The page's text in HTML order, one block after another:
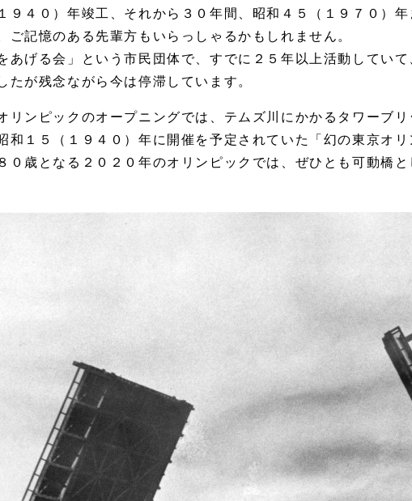
９４０）年竣工、それから３０年間、昭和４５（１９７０）
ご記憶のある先輩方もいらっしゃるかもしれません。
あげる会」という市民団体で、すでに２５年以上活動してい
が残念ながら今は停滞しています。
リンピックのオープニングでは、テムズ川にかかるタワーブ
和１５（１９４０）年に開催を予定されていた「幻の東京オ
０歳となる２０２０年のオリンピックでは、ぜひとも可動橋と